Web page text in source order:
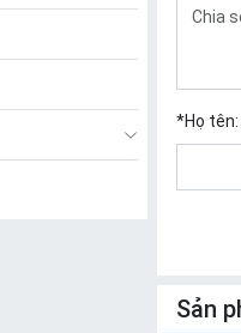
*Họ tên:
Sản